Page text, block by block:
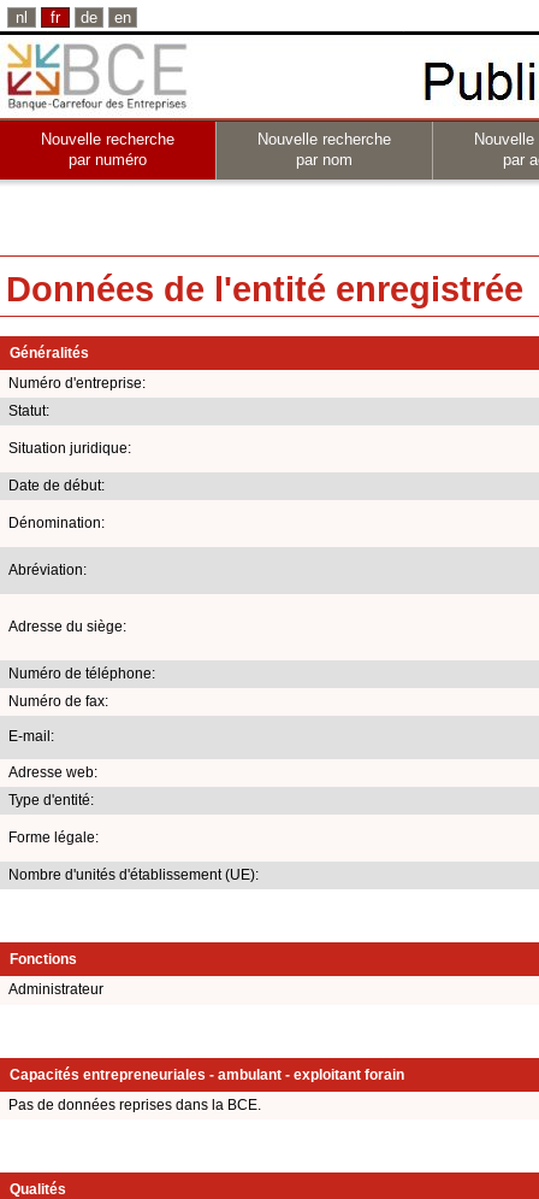
nl fr de en
Nouvelle recherche
par numéro
Nouvelle recherche
par nom
par
Données de l'entité enregistrée
Généralités
Numéro d'entreprise:
Statut:
Situation juridique:
Date de début:
Dénomination:
Abréviation:
Adresse du siège:
Numéro de téléphone:
Numéro de fax:
E-mail:
Adresse web:
Type d'entité:
Forme légale:
Nombre d'unités d'établissement (UE):
Fonctions
Administrateur
Capacités entrepreneuriales - ambulant - exploitant forain
Pas de données reprises dans la BCE.
Qualités